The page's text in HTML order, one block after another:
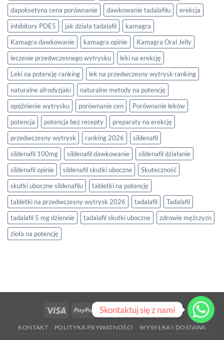
dapoksetyna cena porównanie
dawkowanie tadalafilu
erekcja
inhibitory PDE5
jak działa tadalafil
kamagra
Kamagra dawkowanie
kamagra opinie
Kamagra Oral Jelly
leczenie przedwczesnego wytrysku
leki na erekcję
Leki na potencję ranking
lek na przedwczesny wytrysk ranking
naturalne afrodyzjaki
naturalne metody na potencję
opóźnienie wytrysku
porównanie cen
Porównanie leków
potencja
potencja bez recepty
preparaty na erekcję
przedwczesny wytrysk
ranking 2026
sildenafil
sildenafil 100mg
sildenafil dawkowanie
sildenafil działanie
sildenafil opinie
sildenafil skutki uboczne
Skuteczność
skutki uboczne sildenafilu
tabletki na potencję
tabletki na przedwczesny wytrysk 2026
tadalafil
Tadalafil
tadalafil 5 mg dziennie
tadalafil skutki uboczne
zdrowie mężczyzn
zioła na potencję
Visa PayPal Stripe MasterCardCash
Delivery
KONTAKT POLITYKA PRYWATNOŚCI WYSYŁKA I DOSTAWA
Skontaktuj się z nami